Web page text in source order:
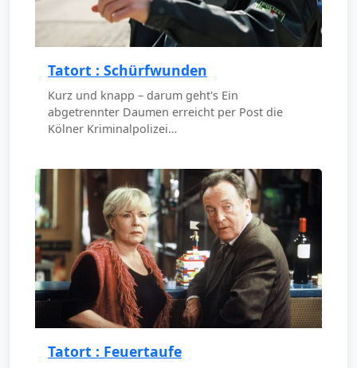
Tatort : Schürfwunden
Kurz und knapp – darum geht's Ein
abgetrennter Daumen erreicht per Post die
Kölner Kriminalpolizei…
Tatort : Feuertaufe